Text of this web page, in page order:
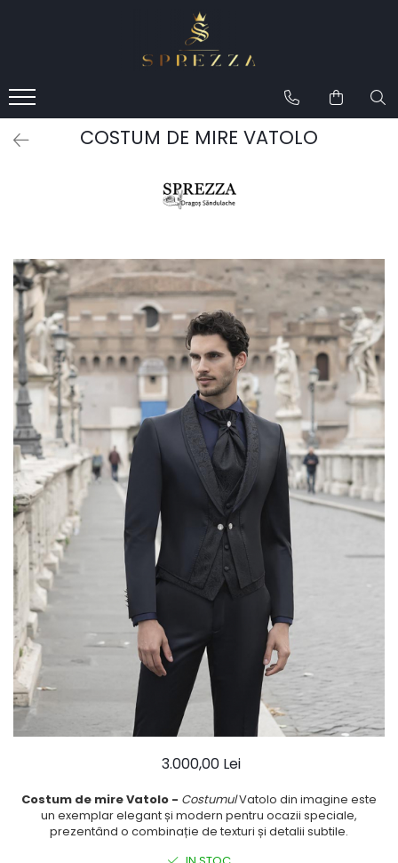
Costume de mire 2026
Redingotă bărbați
Frac bărbați
Costume la comandă
Paltoane bărbați
Accesorii bărbați
Lavalieră costum
Butoni cămașă mire
Papioane bărbați
Ace Pin pentru Guler Cămașă
Rochii de mireasă 2027
Pantofi de mireasă
Costume damă elegante
Vesta la comanda
COSTUM DE MIRE VATOLO
3.000,00 Lei
Costum de mire Vatolo - CostumulVatolo din imagine este
un exemplar elegant și modern pentru ocazii speciale,
prezentând o combinație de texturi și detalii subtile.